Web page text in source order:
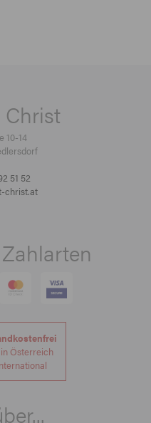
10-14
51 52
christ.at
Österreich